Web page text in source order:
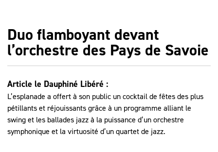
Duo flamboyant devant
l’orchestre des Pays de Savoie
Article le Dauphiné Libéré :
L’esplanade a offert à son public un cocktail de fêtes des plus
pétillants et réjouissants grâce à un programme alliant le
swing et les ballades jazz à la puissance d’un orchestre
symphonique et la virtuosité d’un quartet de jazz.